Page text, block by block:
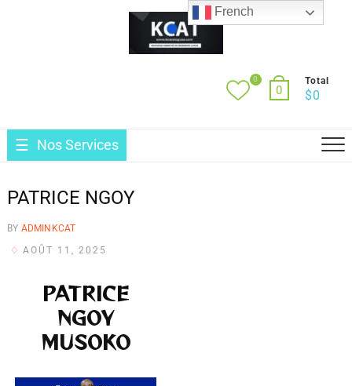
0
0
Total
$0
Nos Services
PATRICE NGOY
BY ADMINKCAT
AOÛT 11, 2025
PATRICE
NGOY
MUSOKO
French